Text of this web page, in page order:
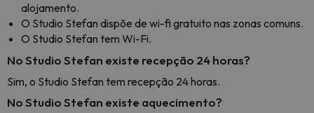
alojamento.
O Studio Stefan dispõe de wi-fi gratuito nas zonas comuns.
O Studio Stefan tem Wi-Fi.
No Studio Stefan existe recepção 24 horas?
Sim, o Studio Stefan tem recepção 24 horas.
No Studio Stefan existe aquecimento?